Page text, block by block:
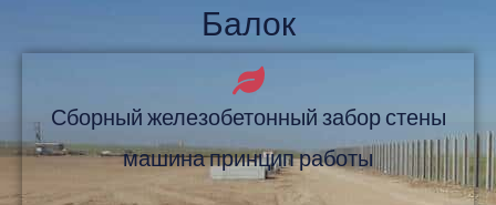
Балок
Сборный железобетонный забор стены
машина принцип работы